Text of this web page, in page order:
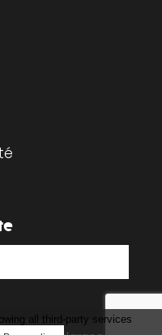
all third-party services